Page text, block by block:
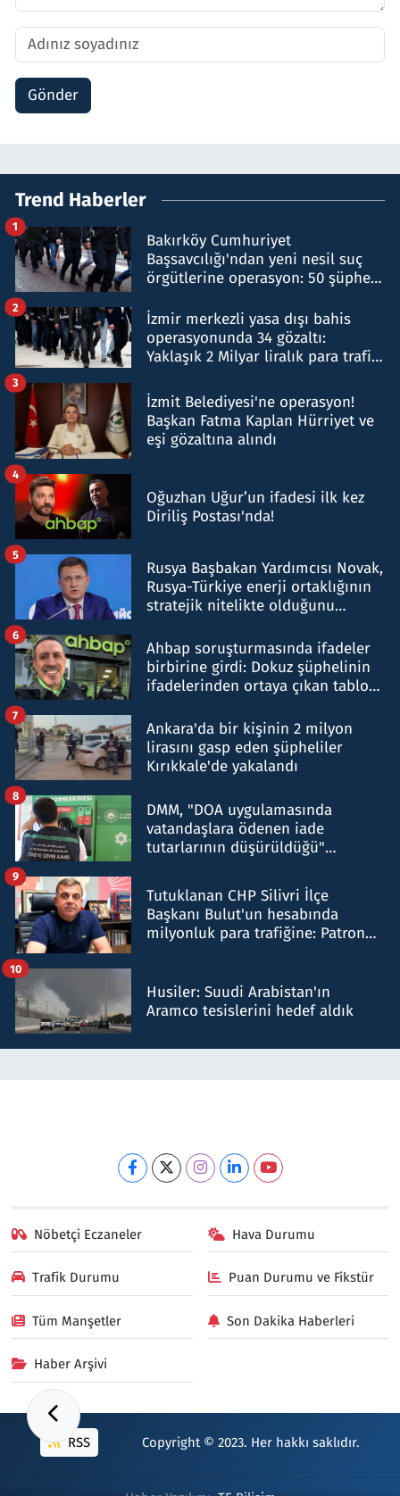
Gönder
Trend Haberler
Bakırköy Cumhuriyet
Başsavcılığı'ndan yeni nesil suç
örgütlerine operasyon: 50 şüpheli
1
İzmir merkezli yasa dışı bahis
operasyonunda 34 gözaltı:
Yaklaşık 2 Milyar liralık para trafiği
2
İzmit Belediyesi'ne operasyon!
Başkan Fatma Kaplan Hürriyet ve
eşi gözaltına alındı
3
Oğuzhan Uğur’un ifadesi ilk kez
Diriliş Postası'nda!
4
Rusya Başbakan Yardımcısı Novak,
Rusya-Türkiye enerji ortaklığının
stratejik nitelikte olduğunu
5
Ahbap soruşturmasında ifadeler
birbirine girdi: Dokuz şüphelinin
ifadelerinden ortaya çıkan tablo
6
Ankara'da bir kişinin 2 milyon
lirasını gasp eden şüpheliler
Kırıkkale'de yakalandı
7
DMM, "DOA uygulamasında
vatandaşlara ödenen iade
tutarlarının düşürüldüğü"
8
Tutuklanan CHP Silivri İlçe
Başkanı Bulut'un hesabında
milyonluk para trafiğine: Patron
9
Husiler: Suudi Arabistan'ın
Aramco tesislerini hedef aldık
10
Nöbetçi Eczaneler Hava Durumu
Trafik Durumu Puan Durumu ve Fikstür
Tüm Manşetler Son Dakika Haberleri
Haber Arşivi
RSS Copyright © 2023. Her hakkı saklıdır.